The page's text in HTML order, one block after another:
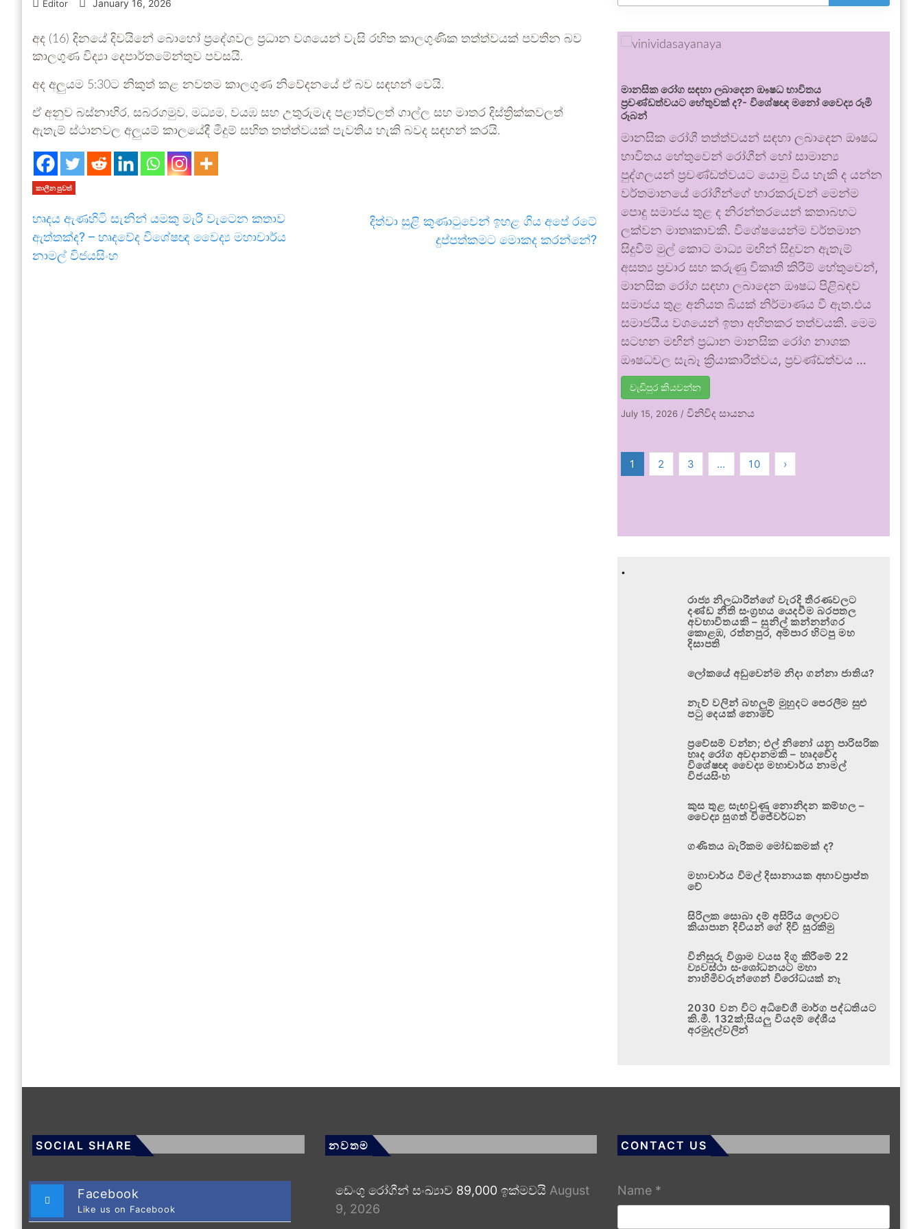
Editor January 16, 2026
අද (16) දිනයේ දිවයිනේ බොහෝ ප්‍රදේශවල ප්‍රධාන වශයෙන් වැසි රහිත කාලගුණික තත්ත්වයක් පවතින බව
කාලගුණ විද්‍යා දෙපාර්තමේන්තුව පවසයි.
අද අලුයම 5:30ට නිකුත් කළ නවතම කාලගුණ නිවේදනයේ ඒ බව සඳහන් වෙයි.
ඒ අනුව බස්නාහිර, සබරගමුව, මධ්‍යම, වයඹ සහ උතුරුමැද පළාත්වලත් ගාල්ල සහ මාතර දිස්ත්‍රික්කවලත්
ඇතැම් ස්ථානවල අලුයම් කාලයේදී මීදුම් සහිත තත්ත්වයක් පැවතිය හැකි බවද සඳහන් කරයි.
කාලීන පුවත්
හෘදය ඇණහිටි සැනින් යමකු මැරී වැටෙන කතාව
ඇත්තක්ද? – හෘදවේද විශේෂඥ වෛද්‍ය මහාචාර්ය
නාමල් විජයසිංහ
දිත්වා සුළි කුණාටුවෙන් ඉහළ ගිය අපේ රටේ
දුප්පත්කමට මොකද කරන්නේ?
මානසික රෝග සඳහා ලබාදෙන ඖෂධ භාවිතය
ප්‍රචණ්ඩත්වයට හේතුවක් ද?- විශේෂඥ මනෝ වෛද්‍ය රූමි
රූබන්
මානසික රෝගී තත්ත්වයන් සඳහා ලබාදෙන ඖෂධ
භාවිතය හේතුවෙන් රෝගීන් හෝ සාමාන්‍ය
පුද්ගලයන් ප්‍රචණ්ඩත්වයට යොමු විය හැකි ද යන්න
වර්තමානයේ රෝගීන්ගේ භාරකරුවන් මෙන්ම
පොදු සමාජය තුළ ද නිරන්තරයෙන් කතාබහට
ලක්වන මාතෘකාවකි. විශේෂයෙන්ම වර්තමාන
සිදුවීම් මුල් කොට මාධ්‍ය මඟින් සිදුවන ඇතැම්
අසත්‍ය ප්‍රචාර සහ කරුණු විකෘති කිරීම් හේතුවෙන්,
මානසික රෝග සඳහා ලබාදෙන ඖෂධ පිළිබඳව
සමාජය තුළ අනියත බියක් නිර්මාණය වී ඇත.එය
සමාජයීය වශයෙන් ඉතා අහිතකර තත්වයකි. මෙම
සටහන මඟින් ප්‍රධාන මානසික රෝග නාශක
ඖෂධවල සැබෑ ක්‍රියාකාරීත්වය, ප්‍රචණ්ඩත්වය …
වැඩිපුර කියවන්න
July 15, 2026 /විනිවිද සායනය
1 2 3 … 10 ›
.
රාජ්‍ය නිලධාරීන්ගේ වැරදි තීරණවලට
දණ්ඩ නීති සංග්‍රහය යෙදවීම බරපතල
අවභාවිතයකි – සුනිල් කන්නන්ගර
කොළඹ, රත්නපුර, අම්පාර හිටපු මහ
දිසාපති
ලෝකයේ අඩුවෙන්ම නිදා ගන්නා ජාතිය?
නැව් වලින් බහලුම් මුහුදට පෙරලීම සුළු
පටු දෙයක් නොවේ
ප්‍රවේසම් වන්න; එල් නිනෝ යනු පාරිසරික
හෘද රෝග අවදානමකි – හෘදවේද
විශේෂඥ වෛද්‍ය මහාචාර්ය නාමල්
විජයසිංහ
කුස තුළ සැඟවුණු නොනිදන කම්හල –
වෛද්‍ය සුගත් විජේවර්ධන
ගණිතය බැරිකම මෝඩකමක් ද?
මහාචාර්ය විමල් දිසානායක අභාවප්‍රාප්ත
වේ
සිරිලක සොබා දම් අසිරිය ලොවට
කියාපාන දිවියන් ගේ දිවි සුරකිමු
විනිසුරු විශ්‍රාම වයස දිගු කිරීමේ 22
ව්‍යවස්ථා සංශෝධනයට මහා
නාහිමිවරුන්ගෙන් විරෝධයක් නෑ
2030 වන විට අධිවේගී මාර්ග පද්ධතියට
කි.මී. 132ක්;සියලු වියදම් දේශීය
අරමුදල්වලින්
SOCIAL SHARE
Facebook
Like us on Facebook
නවතම
ඩෙංගු රෝගීන් සංඛ්‍යාව 89,000 ඉක්මවයි August
9, 2026
CONTACT US
Name *